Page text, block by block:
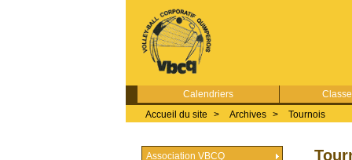
Calendriers
Accueil du site
> Archives > Tournois
Association VBCQ